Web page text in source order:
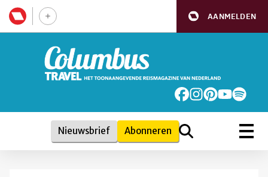
AANMELDEN
Nieuwsbrief Abonneren